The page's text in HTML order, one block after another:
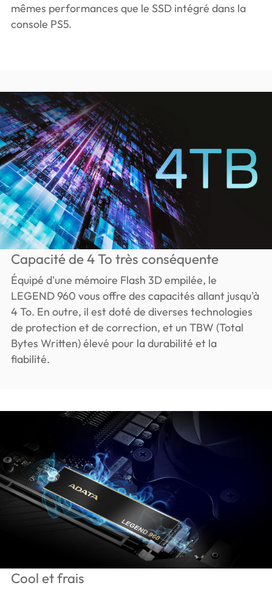
mêmes performances que le SSD intégré dans la
console PS5.
Capacité de 4 To très conséquente
Équipé d'une mémoire Flash 3D empilée, le
LEGEND 960 vous offre des capacités allant jusqu'à
4 To. En outre, il est doté de diverses technologies
de protection et de correction, et un TBW (Total
Bytes Written) élevé pour la durabilité et la
fiabilité.
Cool et frais